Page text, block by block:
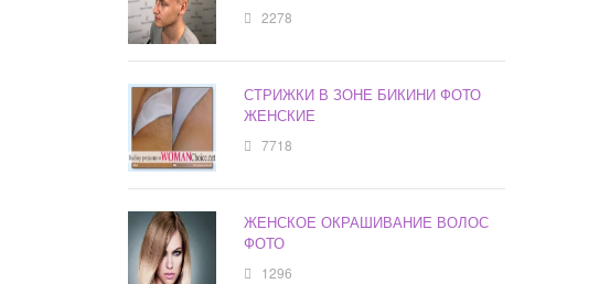
2278
СТРИЖКИ В ЗОНЕ БИКИНИ ФОТО
ЖЕНСКИЕ
7718
ЖЕНСКОЕ ОКРАШИВАНИЕ ВОЛОС
ФОТО
1296